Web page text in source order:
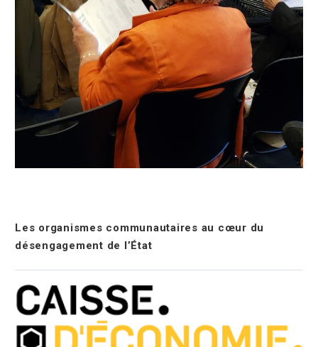
Les organismes communautaires au cœur du
désengagement de l’État